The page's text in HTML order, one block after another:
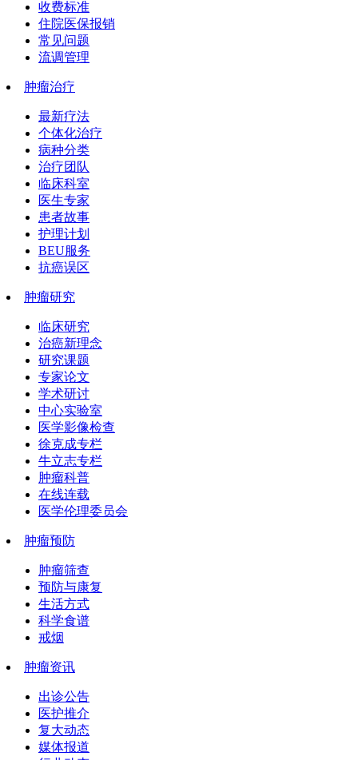
收费标准
住院医保报销
常见问题
流调管理
肿瘤治疗
最新疗法
个体化治疗
病种分类
治疗团队
临床科室
医生专家
患者故事
护理计划
BEU服务
抗癌误区
肿瘤研究
临床研究
治癌新理念
研究课题
专家论文
学术研讨
中心实验室
医学影像检查
徐克成专栏
牛立志专栏
肿瘤科普
在线连载
医学伦理委员会
肿瘤预防
肿瘤筛查
预防与康复
生活方式
科学食谱
戒烟
肿瘤资讯
出诊公告
医护推介
复大动态
媒体报道